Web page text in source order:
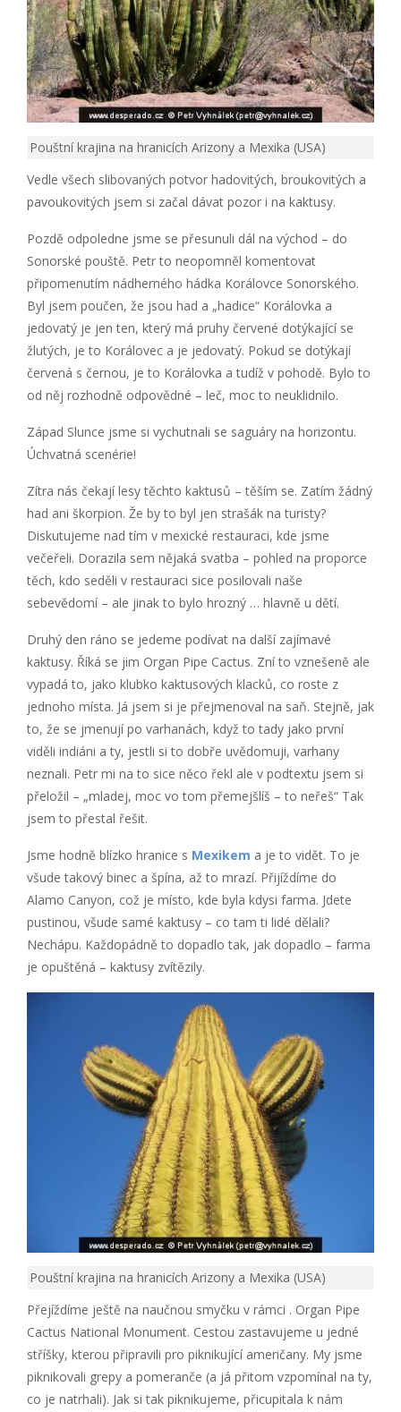
Pouštní krajina na hranicích Arizony a Mexika (USA)
Vedle všech slibovaných potvor hadovitých, broukovitých a
pavoukovitých jsem si začal dávat pozor i na kaktusy.
Pozdě odpoledne jsme se přesunuli dál na východ – do
Sonorské pouště. Petr to neopomněl komentovat
připomenutím nádherného hádka Korálovce Sonorského.
Byl jsem poučen, že jsou had a „hadice“ Korálovka a
jedovatý je jen ten, který má pruhy červené dotýkající se
žlutých, je to Korálovec a je jedovatý. Pokud se dotýkají
červená s černou, je to Korálovka a tudíž v pohodě. Bylo to
od něj rozhodně odpovědné – leč, moc to neuklidnilo.
Západ Slunce jsme si vychutnali se saguáry na horizontu.
Úchvatná scenérie!
Zítra nás čekají lesy těchto kaktusů – těším se. Zatím žádný
had ani škorpion. Že by to byl jen strašák na turisty?
Diskutujeme nad tím v mexické restauraci, kde jsme
večeřeli. Dorazila sem nějaká svatba – pohled na proporce
těch, kdo seděli v restauraci sice posilovali naše
sebevědomí – ale jinak to bylo hrozný … hlavně u dětí.
Druhý den ráno se jedeme podívat na další zajímavé
kaktusy. Říká se jim Organ Pipe Cactus. Zní to vznešeně ale
vypadá to, jako klubko kaktusových klacků, co roste z
jednoho místa. Já jsem si je přejmenoval na saň. Stejně, jak
to, že se jmenují po varhanách, když to tady jako první
viděli indiáni a ty, jestli si to dobře uvědomuji, varhany
neznali. Petr mi na to sice něco řekl ale v podtextu jsem si
přeložil – „mladej, moc vo tom přemejšlíš – to neřeš“ Tak
jsem to přestal řešit.
Jsme hodně blízko hranice s Mexikem a je to vidět. To je
všude takový binec a špína, až to mrazí. Přijíždíme do
Alamo Canyon, což je místo, kde byla kdysi farma. Jdete
pustinou, všude samé kaktusy – co tam ti lidé dělali?
Nechápu. Každopádně to dopadlo tak, jak dopadlo – farma
je opuštěná – kaktusy zvítězily.
Pouštní krajina na hranicích Arizony a Mexika (USA)
Přejíždíme ještě na naučnou smyčku v rámci . Organ Pipe
Cactus National Monument. Cestou zastavujeme u jedné
stříšky, kterou připravili pro piknikující američany. My jsme
piknikovali grepy a pomeranče (a já přitom vzpomínal na ty,
co je natrhali). Jak si tak piknikujeme, přicupitala k nám